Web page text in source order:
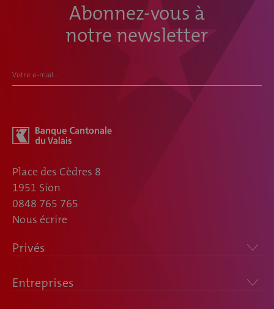
Abonnez-vous à
notre newsletter
Votre e-mail...
Place des Cèdres 8
1951 Sion
0848 765 765
Nous écrire
Privés
Entreprises